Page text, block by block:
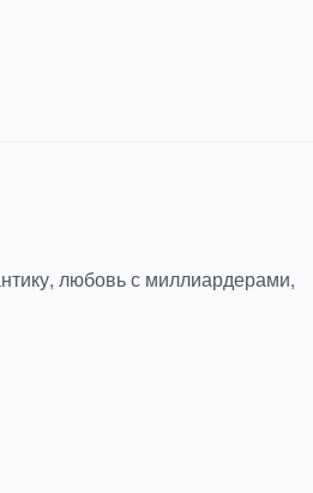
любовь с миллиардерами,